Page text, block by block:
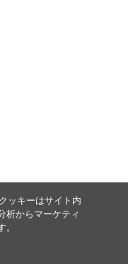
ッキーはサイト内
析からマーケティ